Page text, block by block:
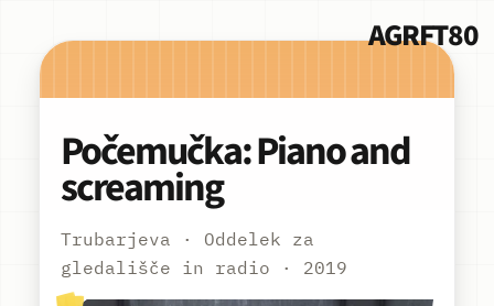
AGRFT80
Počemučka: Piano and
screaming
Trubarjeva · Oddelek za
gledališče in radio · 2019